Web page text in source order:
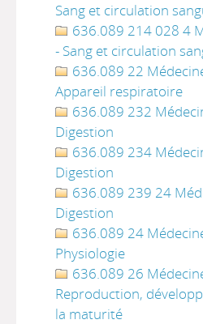
Sang et circulation
636.089 214 028 4
- Sang et circulation
636.089 22
Appareil respiratoire
636.089 232
Digestion
636.089 234
Digestion
636.089 239 24
Digestion
636.089 24
Physiologie
636.089 26
Reproduction,
la maturité